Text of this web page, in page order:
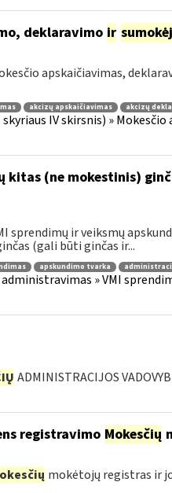
deklaravimo ir
apskaičiavimas,
akcizų apskaičiavimas akcizų
IV skirsnis) »
kitas (ne mokestinis)
ir veiksmų
(gali būti ginčas ir...
apskundimo tvarka
» VMI
ADMINISTRACIJOS
registravimo Mokesčių
mokėtojų registras ir